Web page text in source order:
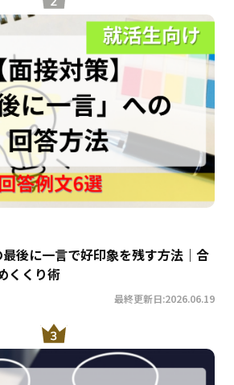
最後に一言で好印象を残す方法｜合
くくり術
最終更新日:2026.06.19